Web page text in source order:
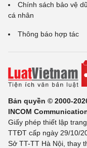
Chính sách bảo vệ
cá nhân
Thông báo hợp tác
Bản quyền © 2000-
INCOM
Giấy phép thiết lập
TTĐT cấp ngày 29/10/
Sở TT-TT Hà Nội, thay